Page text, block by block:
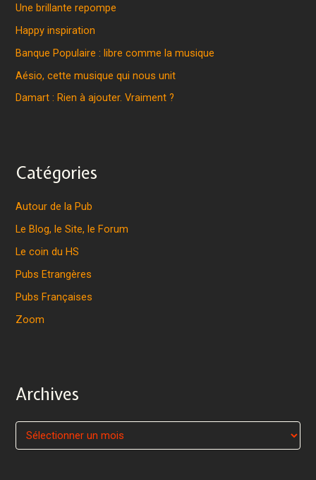
Une brillante repompe
Happy inspiration
Banque Populaire : libre comme la musique
Aésio, cette musique qui nous unit
Damart : Rien à ajouter. Vraiment ?
Catégories
Autour de la Pub
Le Blog, le Site, le Forum
Le coin du HS
Pubs Etrangères
Pubs Françaises
Zoom
Archives
A